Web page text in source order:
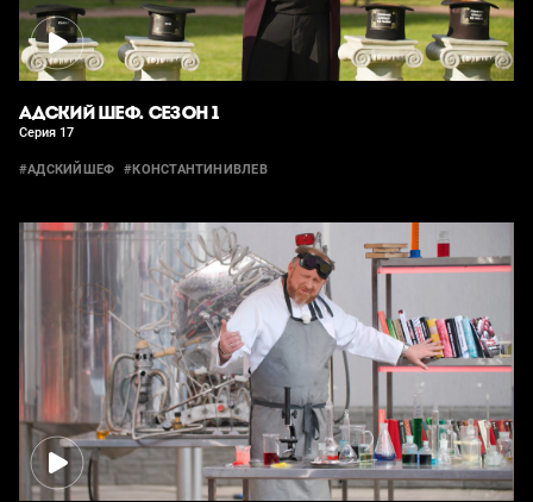
АДСКИЙ ШЕФ. СЕЗОН 1
Серия 17
#АДСКИЙШЕФ #КОНСТАНТИНИВЛЕВ